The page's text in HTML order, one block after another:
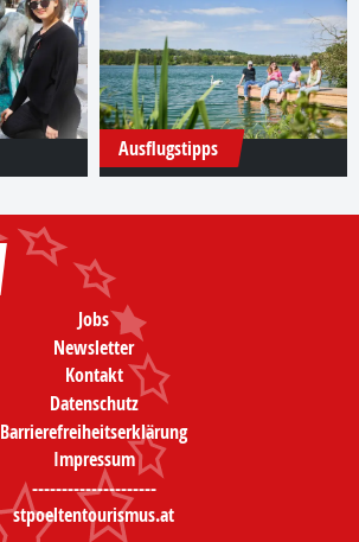
Ausflugstipps
Jobs
Newsletter
Kontakt
Datenschutz
Barrierefreiheitserklärung
Impressum
---------------------
stpoeltentourismus.at